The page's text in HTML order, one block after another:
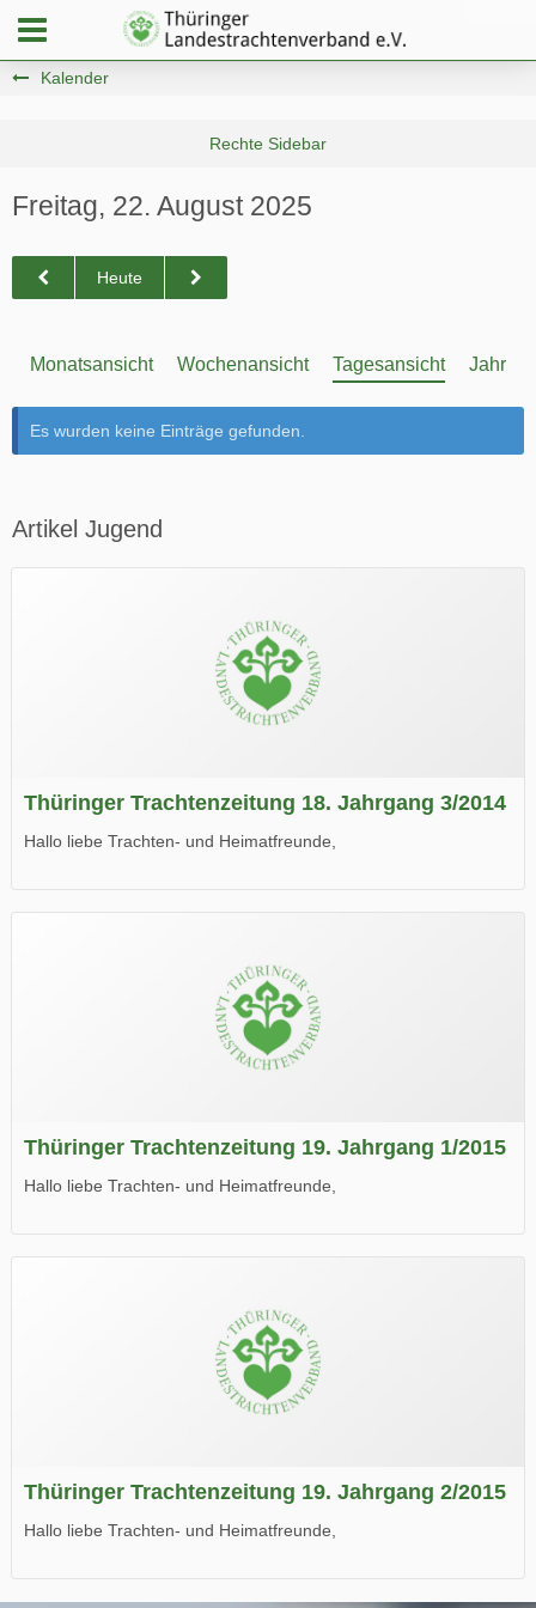
Kalender
Freitag, 22. August 2025
Heute
Monatsansicht Wochenansicht Tagesansicht
Es wurden keine Einträge gefunden.
Artikel Jugend
Thüringer Trachtenzeitung 18. Jahrgang 3/2014
Hallo liebe Trachten- und Heimatfreunde,
Wir wünschen Euch viel Spaß beim Lesen.
Thüringer Trachtenzeitung 19. Jahrgang 1/2015
Hallo liebe Trachten- und Heimatfreunde,
Wir wünschen Euch viel Spaß beim Lesen.
Thüringer Trachtenzeitung 19. Jahrgang 2/2015
Hallo liebe Trachten- und Heimatfreunde,
Wir wünschen Euch viel Spaß beim Lesen.